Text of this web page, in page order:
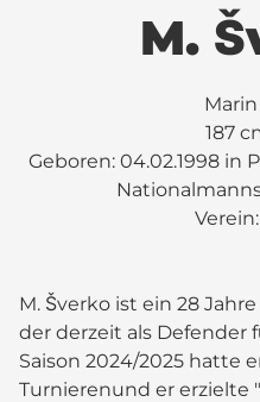
M.
187
Geboren: 04.02.1998 in
Verein:
M. Šverko ist ein 28
der derzeit als Defender
Saison 2024/2025 hatte
Turnierenund er erzielte